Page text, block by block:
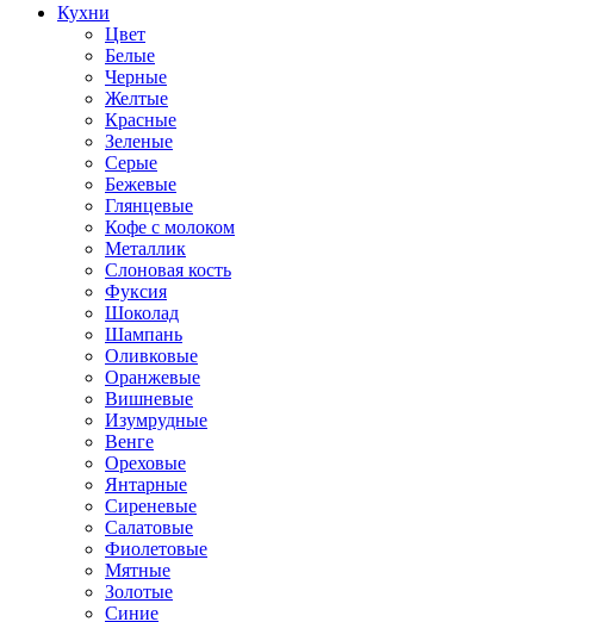
Кухни
Цвет
Белые
Черные
Желтые
Красные
Зеленые
Серые
Бежевые
Глянцевые
Кофе с молоком
Металлик
Слоновая кость
Фуксия
Шоколад
Шампань
Оливковые
Оранжевые
Вишневые
Изумрудные
Венге
Ореховые
Янтарные
Сиреневые
Салатовые
Фиолетовые
Мятные
Золотые
Синие